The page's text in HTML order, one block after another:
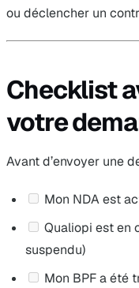
ou déclencher un
Checklist
votre
Avant d’envoyer une
Mon NDA est
Qualiopi est en
suspendu)
Mon BPF a été